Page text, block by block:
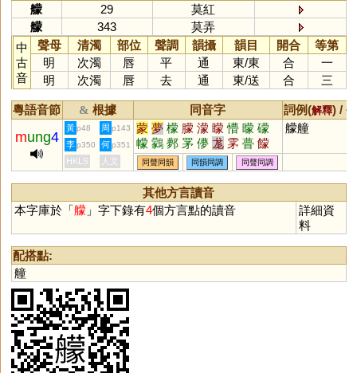
艨
29
莫紅
艨
343
莫弄
中
古
音
聲母 清濁 部位 聲調 韻攝 韻目 開合
等第
明
次濁 唇 平 通 東/東 合
一
明
次濁 唇 去 通 東/送 合 三
粵語音節 & 根據 同音字 詞例(解釋) /
mung4
黃 p48 周 p143 蒙 夢 檬 朦 濛 矇 懵 曚 礞
幪 鸏 鄸 罞 儚 尨 雺 瞢 饛
氋
艨艟
李 p350 何 p351
HKLS 人文 同聲同韻 同韻同調 同聲同調
其他方言讀音
本字庫於「艨 」字下錄有4個方言點的讀音
詳細資
料
配搭點:
艟